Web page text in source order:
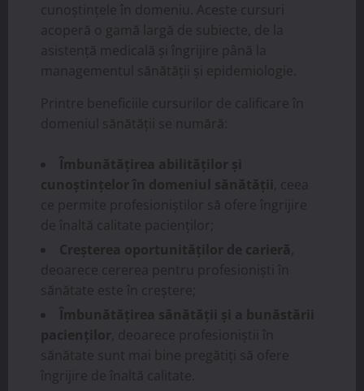
cunoștințele în domeniu. Aceste cursuri
acoperă o gamă largă de subiecte, de la
asistență medicală și îngrijire până la
managementul sănătății și epidemiologie.
Printre beneficiile cursurilor de calificare în
domeniul sănătății se numără:
Îmbunătățirea abilităților și
cunoștințelor în domeniul sănătății , ceea
ce permite profesioniștilor să ofere îngrijire
de înaltă calitate pacienților;
Creșterea oportunităților de carieră
deoarece cererea pentru profesioniști în
sănătate este în creștere;
Îmbunătățirea sănătății și a bunăstării
pacienților , deoarece profesioniștii în
sănătate sunt mai bine pregătiți să ofere
îngrijire de înaltă calitate.